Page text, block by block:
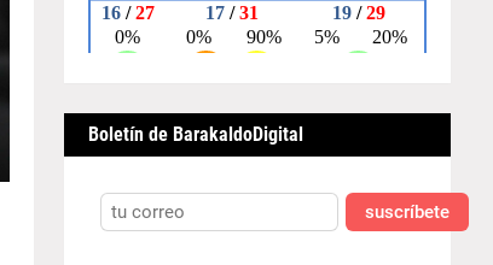
Boletín de BarakaldoDigital
suscríbete